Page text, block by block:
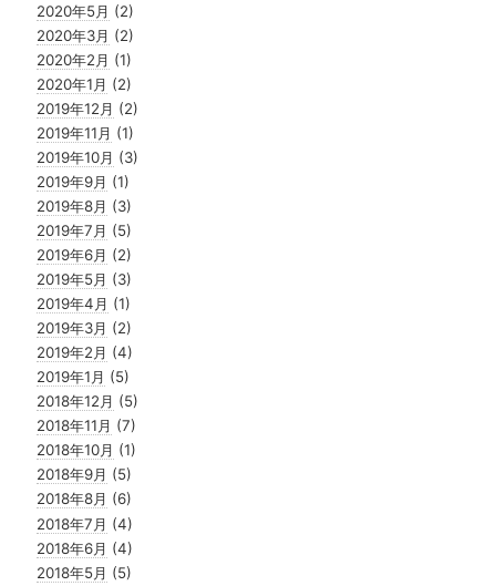
2020年5月 (2)
2020年3月 (2)
2020年2月 (1)
2020年1月 (2)
2019年12月 (2)
2019年11月 (1)
2019年10月 (3)
2019年9月 (1)
2019年8月 (3)
2019年7月 (5)
2019年6月 (2)
2019年5月 (3)
2019年4月 (1)
2019年3月 (2)
2019年2月 (4)
2019年1月 (5)
2018年12月 (5)
2018年11月 (7)
2018年10月 (1)
2018年9月 (5)
2018年8月 (6)
2018年7月 (4)
2018年6月 (4)
2018年5月 (5)